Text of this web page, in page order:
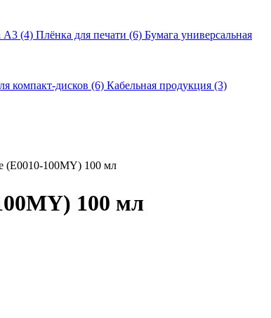
A3 (4) Плёнка для печати (6) Бумага универсальная
компакт-дисков (6) Кабельная продукция (3)
(E0010-100MY) 100 мл
100 мл